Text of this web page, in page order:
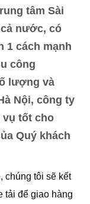
tâm Sài
nước, có
1 cách mạnh
công
lượng và
Nội, công ty
vụ tốt cho
Quý khách
chúng tôi sẽ kết
tải để giao hàng